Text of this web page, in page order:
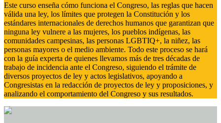
Este curso enseña cómo funciona el Congreso, las reglas que hacen
válida una ley, los límites que protegen la Constitución y los
estándares internacionales de derechos humanos que garantizan que
ninguna ley vulnere a las mujeres, los pueblos indígenas, las
comunidades campesinas, las personas LGBTIQ+, la niñez, las
personas mayores o el medio ambiente. Todo este proceso se hará
con la guía experta de quienes llevamos más de tres décadas de
trabajo de incidencia ante el Congreso, siguiendo el trámite de
diversos proyectos de ley y actos legislativos, apoyando a
Congresistas en la redacción de proyectos de ley y proposiciones, y
analizando el comportamiento del Congreso y sus resultados.